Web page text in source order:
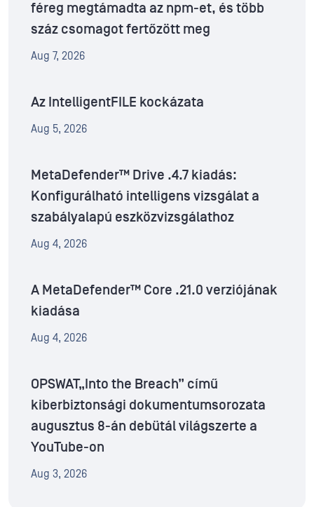
féreg megtámadta az npm-et, és több
száz csomagot fertőzött meg
Aug 7, 2026
Az IntelligentFILE kockázata
Aug 5, 2026
MetaDefender™ Drive .4.7 kiadás:
Konfigurálható intelligens vizsgálat a
szabályalapú eszközvizsgálathoz
Aug 4, 2026
A MetaDefender™ Core .21.0 verziójának
kiadása
Aug 4, 2026
OPSWAT„Into the Breach” című
kiberbiztonsági dokumentumsorozata
augusztus 8-án debütál világszerte a
YouTube-on
Aug 3, 2026